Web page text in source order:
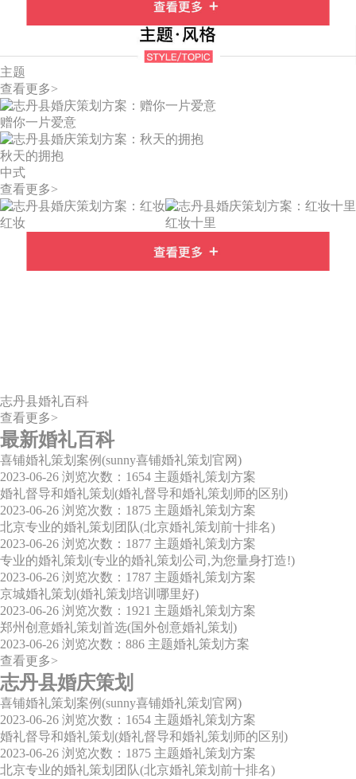
主题
查看更多>
赠你一片爱意
秋天的拥抱
中式
查看更多>
红妆 红妆十里
志丹县婚礼百科
查看更多>
最新婚礼百科
喜铺婚礼策划案例(sunny喜铺婚礼策划官网)
2023-06-26 浏览次数：1654 主题婚礼策划方案
婚礼督导和婚礼策划(婚礼督导和婚礼策划师的区别)
2023-06-26 浏览次数：1875 主题婚礼策划方案
北京专业的婚礼策划团队(北京婚礼策划前十排名)
2023-06-26 浏览次数：1877 主题婚礼策划方案
专业的婚礼策划(专业的婚礼策划公司,为您量身打造!)
2023-06-26 浏览次数：1787 主题婚礼策划方案
京城婚礼策划(婚礼策划培训哪里好)
2023-06-26 浏览次数：1921 主题婚礼策划方案
郑州创意婚礼策划首选(国外创意婚礼策划)
2023-06-26 浏览次数：886 主题婚礼策划方案
查看更多>
志丹县婚庆策划
喜铺婚礼策划案例(sunny喜铺婚礼策划官网)
2023-06-26 浏览次数：1654 主题婚礼策划方案
婚礼督导和婚礼策划(婚礼督导和婚礼策划师的区别)
2023-06-26 浏览次数：1875 主题婚礼策划方案
北京专业的婚礼策划团队(北京婚礼策划前十排名)